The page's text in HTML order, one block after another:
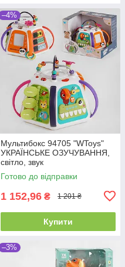
–4%
Мультибокс 94705 "WToys"
УКРАЇНСЬКЕ ОЗУЧУВАННЯ,
світло, звук
Готово до відправки
1 152,96 ₴ 1 201 ₴
Купити
–3%